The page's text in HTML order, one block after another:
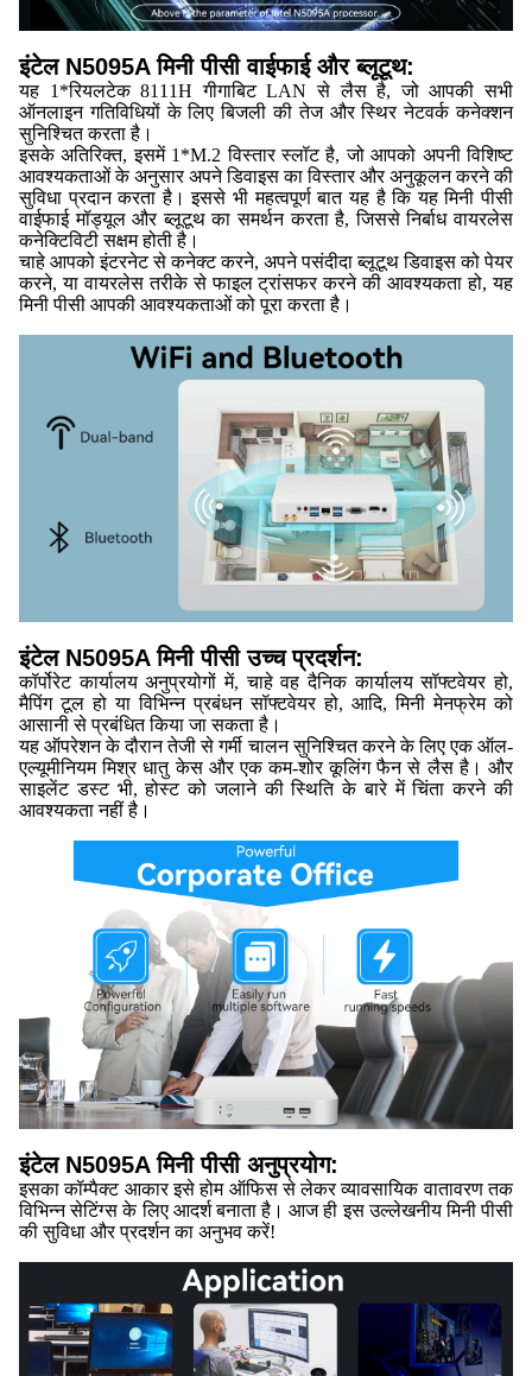
इंटेल N5095A मिनी पीसी वाईफाई और ब्लूटूथ:
यह 1*रियलटेक 8111H गीगाबिट LAN से लैस है, जो आपकी सभी
ऑनलाइन गतिविधियों के लिए बिजली की तेज और स्थिर नेटवर्क कनेक्शन
सुनिश्चित करता है।
इसके अतिरिक्त, इसमें 1*M.2 विस्तार स्लॉट है, जो आपको अपनी विशिष्ट
आवश्यकताओं के अनुसार अपने डिवाइस का विस्तार और अनुकूलन करने की
सुविधा प्रदान करता है। इससे भी महत्वपूर्ण बात यह है कि यह मिनी पीसी
वाईफाई मॉड्यूल और ब्लूटूथ का समर्थन करता है, जिससे निर्बाध वायरलेस
कनेक्टिविटी सक्षम होती है।
चाहे आपको इंटरनेट से कनेक्ट करने, अपने पसंदीदा ब्लूटूथ डिवाइस को पेयर
करने, या वायरलेस तरीके से फाइल ट्रांसफर करने की आवश्यकता हो, यह
मिनी पीसी आपकी आवश्यकताओं को पूरा करता है।
इंटेल N5095A मिनी पीसी उच्च प्रदर्शन:
कॉर्पोरेट कार्यालय अनुप्रयोगों में, चाहे वह दैनिक कार्यालय सॉफ्टवेयर हो,
मैपिंग टूल हो या विभिन्न प्रबंधन सॉफ्टवेयर हो, आदि, मिनी मेनफ्रेम को
आसानी से प्रबंधित किया जा सकता है।
यह ऑपरेशन के दौरान तेजी से गर्मी चालन सुनिश्चित करने के लिए एक ऑल-
एल्यूमीनियम मिश्र धातु केस और एक कम-शोर कूलिंग फैन से लैस है। और
साइलेंट डस्ट भी, होस्ट को जलाने की स्थिति के बारे में चिंता करने की
आवश्यकता नहीं है।
इंटेल N5095A मिनी पीसी अनुप्रयोग:
इसका कॉम्पैक्ट आकार इसे होम ऑफिस से लेकर व्यावसायिक वातावरण तक
विभिन्न सेटिंग्स के लिए आदर्श बनाता है। आज ही इस उल्लेखनीय मिनी पीसी
की सुविधा और प्रदर्शन का अनुभव करें!